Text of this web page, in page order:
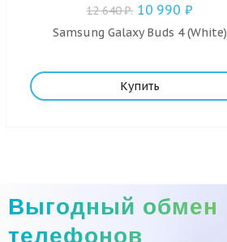
12 640₽. 10 990 ₽
Samsung Galaxy Buds 4 (White)
Купить
Выгодный обмен
телефонов